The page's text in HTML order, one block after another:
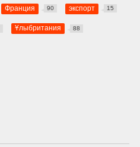
Франция 90 экспорт 15
Ұлыбритания 88